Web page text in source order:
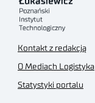
Kontakt z redakcją
O Mediach Logistyka
Statystyki portalu